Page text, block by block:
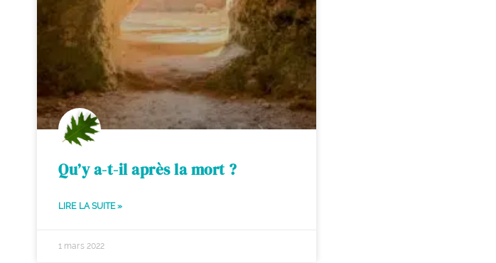
Qu’y a-t-il après la mort ?
LIRE LA SUITE »
1 mars 2022